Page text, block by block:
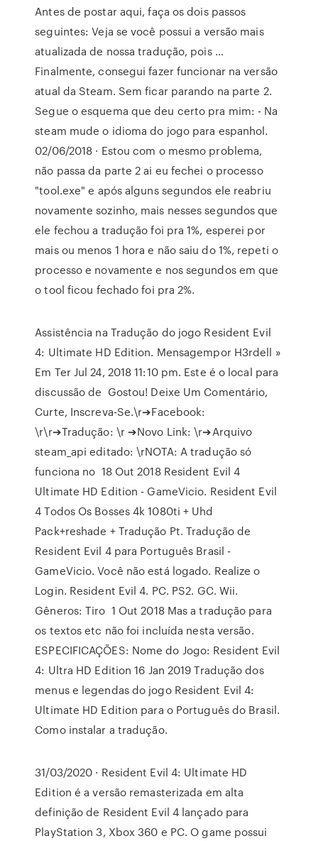
Antes de postar aqui, faça os dois passos
seguintes: Veja se você possui a versão mais
atualizada de nossa tradução, pois …
Finalmente, consegui fazer funcionar na versão
atual da Steam. Sem ficar parando na parte 2.
Segue o esquema que deu certo pra mim: - Na
steam mude o idioma do jogo para espanhol.
02/06/2018 · Estou com o mesmo problema,
não passa da parte 2 ai eu fechei o processo
"tool.exe" e após alguns segundos ele reabriu
novamente sozinho, mais nesses segundos que
ele fechou a tradução foi pra 1%, esperei por
mais ou menos 1 hora e não saiu do 1%, repeti o
processo e novamente e nos segundos em que
o tool ficou fechado foi pra 2%.
Assistência na Tradução do jogo Resident Evil
4: Ultimate HD Edition. Mensagempor H3rdell »
Em Ter Jul 24, 2018 11:10 pm. Este é o local para
discussão de Gostou! Deixe Um Comentário,
Curte, Inscreva-Se.\r➔Facebook:
\r\r➔Tradução: \r ➔Novo Link: \r➔Arquivo
steam_api editado: \rNOTA: A tradução só
funciona no 18 Out 2018 Resident Evil 4
Ultimate HD Edition - GameVicio. Resident Evil
4 Todos Os Bosses 4k 1080ti + Uhd
Pack+reshade + Tradução Pt. Tradução de
Resident Evil 4 para Português Brasil -
GameVicio. Você não está logado. Realize o
Login. Resident Evil 4. PC. PS2. GC. Wii.
Gêneros: Tiro 1 Out 2018 Mas a tradução para
os textos etc não foi incluída nesta versão.
ESPECIFICAÇÕES: Nome do Jogo: Resident Evil
4: Ultra HD Edition 16 Jan 2019 Tradução dos
menus e legendas do jogo Resident Evil 4:
Ultimate HD Edition para o Português do Brasil.
Como instalar a tradução.
31/03/2020 · Resident Evil 4: Ultimate HD
Edition é a versão remasterizada em alta
definição de Resident Evil 4 lançado para
PlayStation 3, Xbox 360 e PC. O game possui